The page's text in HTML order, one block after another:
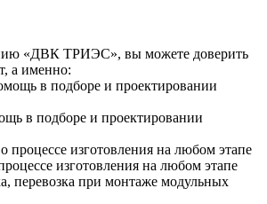
«ДВК ТРИЭС», вы можете доверить
а именно:
в подборе и проектировании
изготовления на любом этапе